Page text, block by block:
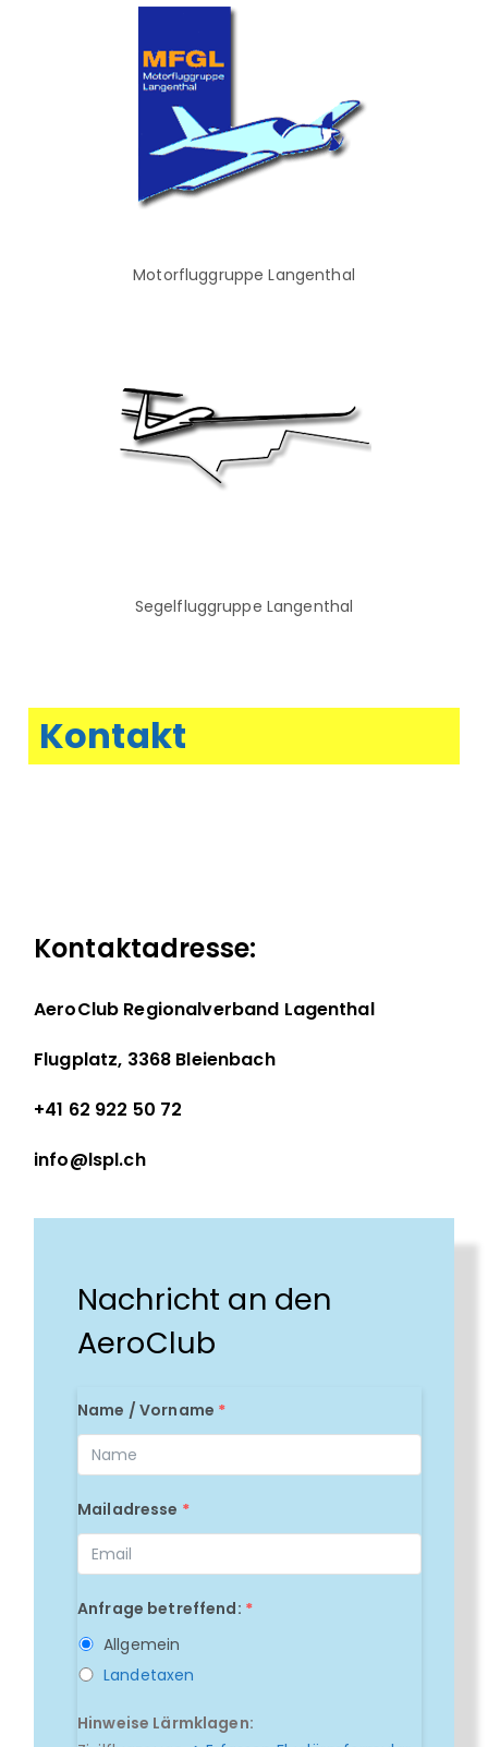
Motorfluggruppe Langenthal
Segelfluggruppe Langenthal
Kontakt
Kontaktadresse:
AeroClub Regionalverband Lagenthal
Flugplatz, 3368 Bleienbach
+41 62 922 50 72
info@lspl.ch
Nachricht an den
AeroClub
Name / Vorname *
Mailadresse *
Anfrage betreffend: *
Allgemein
Landetaxen
Hinweise Lärmklagen: